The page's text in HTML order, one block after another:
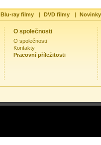
Blu-ray filmy | DVD filmy |
O společnosti
O společnosti
Kontakty
Pracovní příležitosti